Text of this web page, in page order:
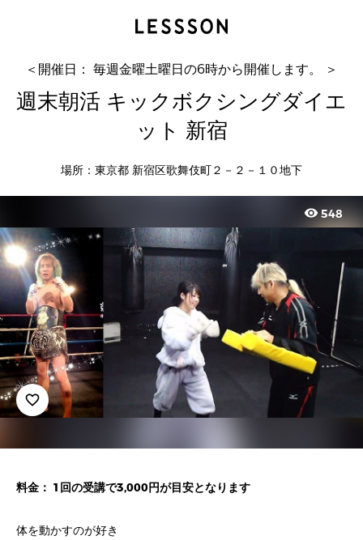
週末朝活 キックボクシングダイエット 新宿
＜開催日： 毎週金曜土曜日の6時から開催します。 ＞
週末朝活 キックボクシングダイエ
ット 新宿
場所：東京都 新宿区歌舞伎町２－２－１０地下
visibility548
favorite_border
料金： 1回の受講で3,000円が目安となります
体を動かすのが好き